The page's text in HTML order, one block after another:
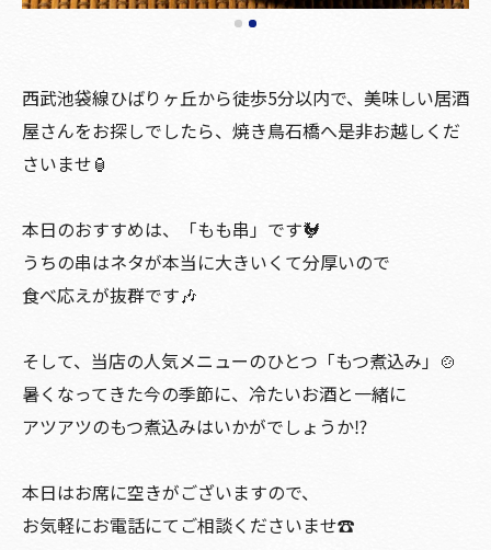
西武池袋線ひばりヶ丘から徒歩5分以内で、美味しい居酒
屋さんをお探しでしたら、焼き鳥石橋へ是非お越しくだ
さいませ🏮
本日のおすすめは、「もも串」です🐓
うちの串はネタが本当に大きいくて分厚いので
食べ応えが抜群です🎶
そして、当店の人気メニューのひとつ「もつ煮込み」🍲
暑くなってきた今の季節に、冷たいお酒と一緒に
アツアツのもつ煮込みはいかがでしょうか⁉️
本日はお席に空きがございますので、
お気軽にお電話にてご相談くださいませ☎️